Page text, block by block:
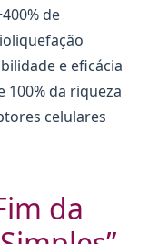
de
e eficácia
da riqueza
celulares
da